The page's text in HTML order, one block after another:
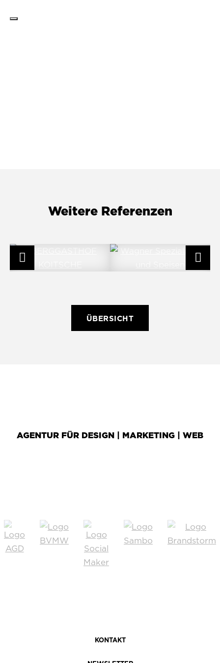
Weitere Referenzen
ÜBERSICHT
AGENTUR FÜR DESIGN | MARKETING | WEB
KONTAKT